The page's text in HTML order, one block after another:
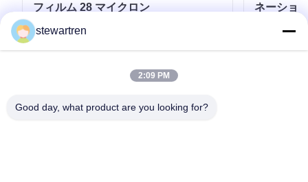
フィルム 28 マイクロン
ネーショ
stewartren
2:09 PM
Good day, what product are you looking for?